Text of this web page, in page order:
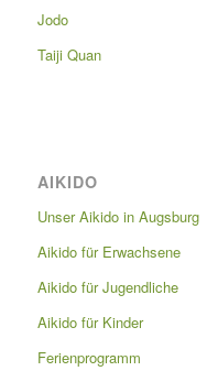
Jodo
Taiji Quan
AIKIDO
Unser Aikido in Augsburg
Aikido für Erwachsene
Aikido für Jugendliche
Aikido für Kinder
Ferienprogramm